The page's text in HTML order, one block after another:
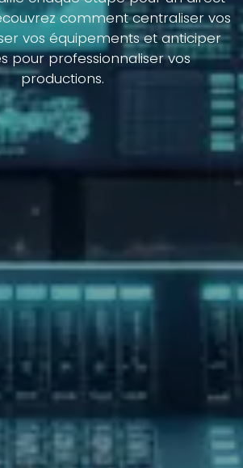
comment centraliser vos
vos équipements et anticiper
pour professionnaliser vos
productions.